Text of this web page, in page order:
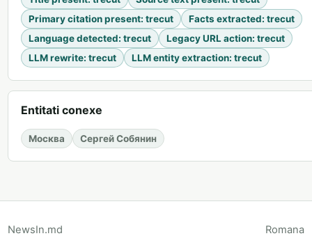
Primary citation present: trecut Facts extracted: trecut
Language detected: trecut Legacy URL action: trecut
LLM rewrite: trecut LLM entity extraction: trecut
Entitati conexe
Москва Сергей Собянин
NewsIn.md Romana